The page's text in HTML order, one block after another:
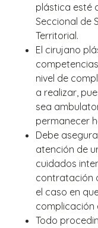
plástica esté
Seccional de
Territorial.
El cirujano
nivel de
a realizar,
sea
permanecer
Debe
atención de
cuidados
contratación
el caso en
complicación
Todo